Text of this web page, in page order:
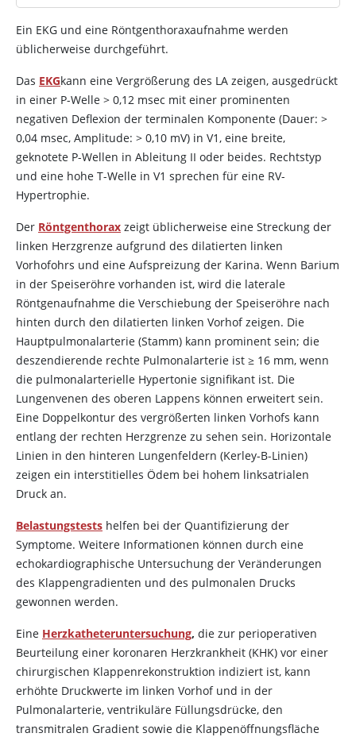
Ein EKG und eine Röntgenthoraxaufnahme werden
üblicherweise durchgeführt.
Das EKGkann eine Vergrößerung des LA zeigen, ausgedrückt
in einer P-Welle > 0,12 msec mit einer prominenten
negativen Deflexion der terminalen Komponente (Dauer: >
0,04 msec, Amplitude: > 0,10 mV) in V1, eine breite,
geknotete P-Wellen in Ableitung II oder beides. Rechtstyp
und eine hohe T-Welle in V1 sprechen für eine RV-
Hypertrophie.
Der Röntgenthorax zeigt üblicherweise eine Streckung der
linken Herzgrenze aufgrund des dilatierten linken
Vorhofohrs und eine Aufspreizung der Karina. Wenn Barium
in der Speiseröhre vorhanden ist, wird die laterale
Röntgenaufnahme die Verschiebung der Speiseröhre nach
hinten durch den dilatierten linken Vorhof zeigen. Die
Hauptpulmonalarterie (Stamm) kann prominent sein; die
deszendierende rechte Pulmonalarterie ist ≥ 16 mm, wenn
die pulmonalarterielle Hypertonie signifikant ist. Die
Lungenvenen des oberen Lappens können erweitert sein.
Eine Doppelkontur des vergrößerten linken Vorhofs kann
entlang der rechten Herzgrenze zu sehen sein. Horizontale
Linien in den hinteren Lungenfeldern (Kerley-B-Linien)
zeigen ein interstitielles Ödem bei hohem linksatrialen
Druck an.
Belastungstests helfen bei der Quantifizierung der
Symptome. Weitere Informationen können durch eine
echokardiographische Untersuchung der Veränderungen
des Klappengradienten und des pulmonalen Drucks
gewonnen werden.
Eine Herzkatheteruntersuchung, die zur perioperativen
Beurteilung einer koronaren Herzkrankheit (KHK) vor einer
chirurgischen Klappenrekonstruktion indiziert ist, kann
erhöhte Druckwerte im linken Vorhof und in der
Pulmonalarterie, ventrikuläre Füllungsdrücke, den
transmitralen Gradient sowie die Klappenöffnungsfläche